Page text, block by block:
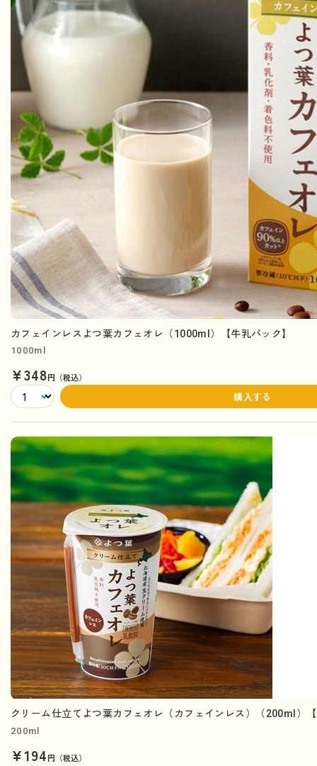
カフェインレスよつ葉カフェオレ（1000ml）【牛乳パック】
1000ml
¥348円（税込）
購入する
クリーム仕立てよつ葉カフェオレ（カフェインレス）（200ml）
200ml
¥194円（税込）